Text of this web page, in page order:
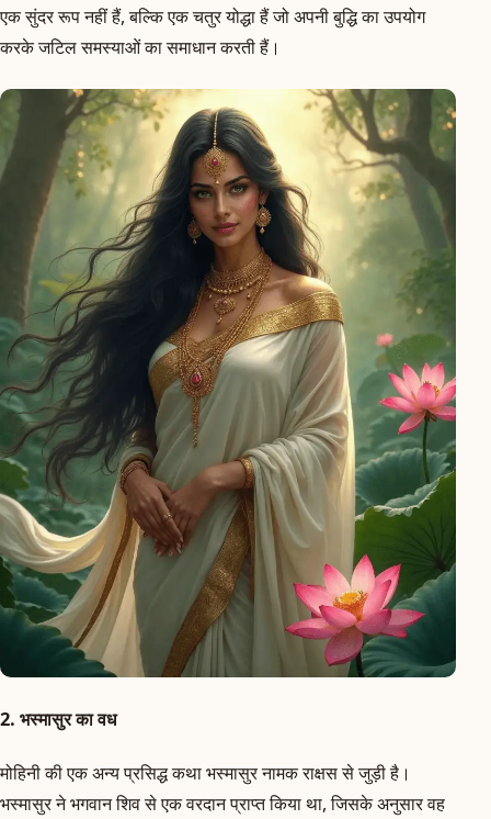
एक सुंदर रूप नहीं हैं, बल्कि एक चतुर योद्धा हैं जो अपनी बुद्धि का उपयोग
करके जटिल समस्याओं का समाधान करती हैं।
2. भस्मासुर का वध
मोहिनी की एक अन्य प्रसिद्ध कथा भस्मासुर नामक राक्षस से जुड़ी है।
भस्मासुर ने भगवान शिव से एक वरदान प्राप्त किया था, जिसके अनुसार वह